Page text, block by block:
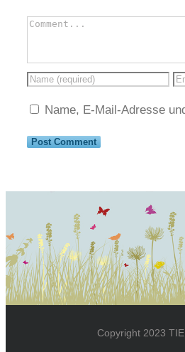
Name, E-Mail-Adresse
Copyright 2023